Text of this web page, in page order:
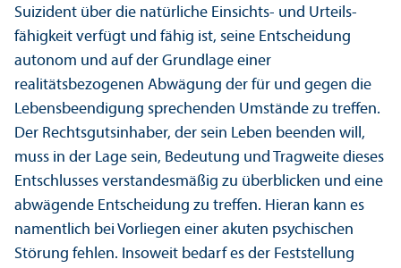
Suizident über die natürliche Einsichts- und Urteils­
fähigkeit verfügt und fähig ist, seine Entscheidung
autonom und auf der Grundlage einer
realitätsbezogenen Abwägung der für und gegen die
Lebens­beendigung sprechenden Umstände zu treffen.
Der Rechts­gutsinhaber, der sein Leben beenden will,
muss in der Lage sein, Bedeutung und Tragweite dieses
Entschlusses verstandesmäßig zu überblicken und eine
abwägende Entscheidung zu treffen. Hieran kann es
namentlich bei Vorliegen einer akuten psychischen
Störung fehlen. Insoweit bedarf es der Feststellung